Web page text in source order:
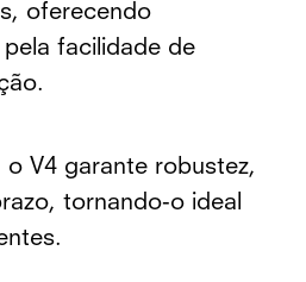
oferecendo
facilidade de
V4 garante robustez,
tornando-o ideal